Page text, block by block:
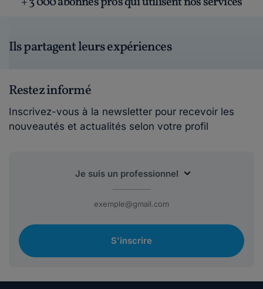
Ils partagent leurs expériences
Restez informé
Inscrivez-vous à la newsletter pour recevoir les
nouveautés et actualités selon votre profil
S'inscrire